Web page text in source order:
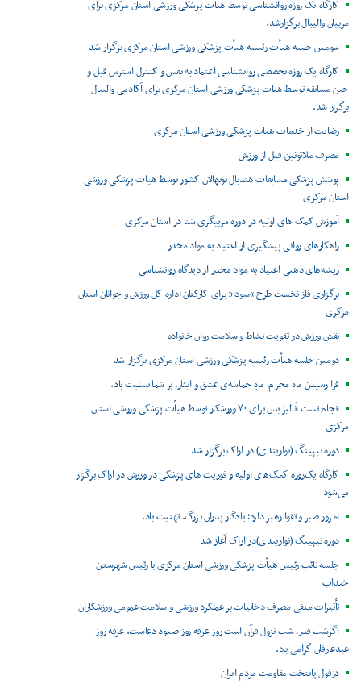
کارگاه یک روزه روانشناسی توسط هیات پزشکی ورزشی استان مرکزی برای
مربیان والیبال برگزارشد.
سومین جلسه هیأت رئیسه هیأت پزشکی ورزشی استان مرکزی برگزار شد
کارگاه یک روزه تخصصی روانشناسی اعتماد به نفس و کنترل استرس قبل و
حین مسابقه توسط هیات پزشکی ورزشی استان مرکزی برای آکادمی والیبال
برگزار شد.
رضایت از خدمات هیات پزشکی ورزشی استان مرکزی
مصرف ملاتونین قبل از ورزش
پوشش پزشکی مسابقات هندبال نونهالان کشور توسط هیات پزشکی ورزشی
استان مرکزی
آموزش کمک های اولیه در دوره مربیگری شنا در استان مرکزی
راهکارهای روانی پیشگیری از اعتیاد به مواد مخدر
ریشه‌های ذهنی اعتیاد به مواد مخدر از دیدگاه روانشناسی
برگزاری فاز نخست طرح “سودا” برای کارکنان اداره کل ورزش و جوانان استان
مرکزی
نقش ورزش در تقویت نشاط و سلامت روان خانواده
دومین جلسه هیأت رئیسه پزشکی ورزشی استان مرکزی برگزار شد
فرا رسیدن ماه محرم، ماهِ حماسه‌ی عشق و ایثار، بر شما تسلیت باد.
انجام تست آنالیز بدن برای ۷۰ ورزشکار توسط هیأت پزشکی ورزشی استان
مرکزی
دوره تیپینگ (نواربندی) در اراک برگزار شد
کارگاه یک‌روزه کمک‌های اولیه و فوریت های پزشکی در ورزش در اراک برگزار
می‌شود
امروز صبر و تقوا رهبر دارد؛ یادگار پدران بزرگ. تهنیت باد.
دوره تیپینگ (نواربندی)در اراک آغاز شد
جلسه نائب رئیس هیأت پزشکی ورزشی استان مرکزی با رئیس شهرستان
خنداب
تأثیرات منفی مصرف دخانیات بر عملکرد ورزشی و سلامت عمومی ورزشکاران
اگرشب قدر، شب نزول قرآن است روز عرفه روز صعود دعاست. عرفه روز
عیدعارفان گرامی باد.
دزفول پایتخت مقاومت مردم ایران